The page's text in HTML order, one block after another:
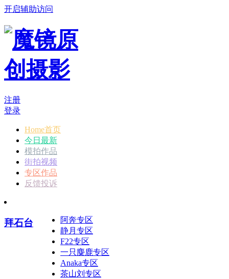
开启辅助访问
注册
登录
Home首页
今日最新
模拍作品
街拍视频
专区作品
反馈投诉
拜石台
阿奔专区
静月专区
F22专区
一只麋鹿专区
Anaka专区
茶山刘专区